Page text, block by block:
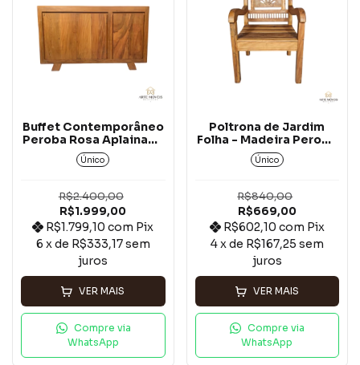
Buffet Contemporâneo
Peroba Rosa Aplainado
- 3 Portas*
Único
R$2.400,00
R$1.999,00
R$1.799,10com Pix
6 x de R$333,17sem
juros
VER MAIS
Compre via
WhatsApp
Poltrona de Jardim
Folha - Madeira Peroba
Rosa*
Único
R$840,00
R$669,00
R$602,10 com Pix
4x de R$167,25 sem
juros
VER MAIS
Compre via
WhatsApp